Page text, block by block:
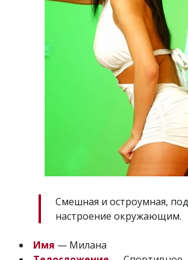
Смешная и остроумная,
настроение окружающим.
Имя — Милана